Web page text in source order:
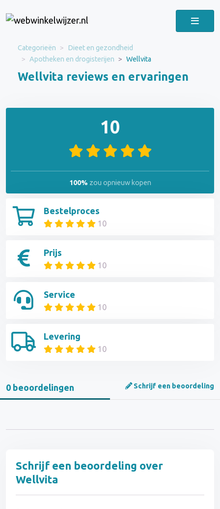
Categorieën
Dieet en gezondheid
Apotheken en drogisterijen
Wellvita
Wellvita reviews en ervaringen
Bestelproces
10
Prijs
10
Service
10
Levering
10
10
100% zou opnieuw kopen
0 beoordelingen Schrijf een beoordeling
Schrijf een beoordeling over
Wellvita